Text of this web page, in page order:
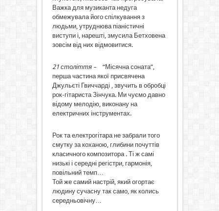
Важка для музиканта недуга
обмежувала його спілкування з
людьми, утруднюва піаністичні
виступи і, нарешті, змусила Бетховена
зовсім від них відмовитися.
21 століття– “Місячна соната”,
перша частина якої присвячена
Джульєті Гвиччарді , звучить в обробці
рок-гітариста Зінчука. Ми чуємо давно
відому мелодію, виконану на
електричних інструментах.
Рок та електрогітара не забрали того
смутку за коханою, глибини почуттів
класичного композитора . Ті ж самі
низькі і середні регістри, гармонія,
повільний темп…
Той же самий настрій, який огортає
людину сучасну так само, як колись
середньовічну…